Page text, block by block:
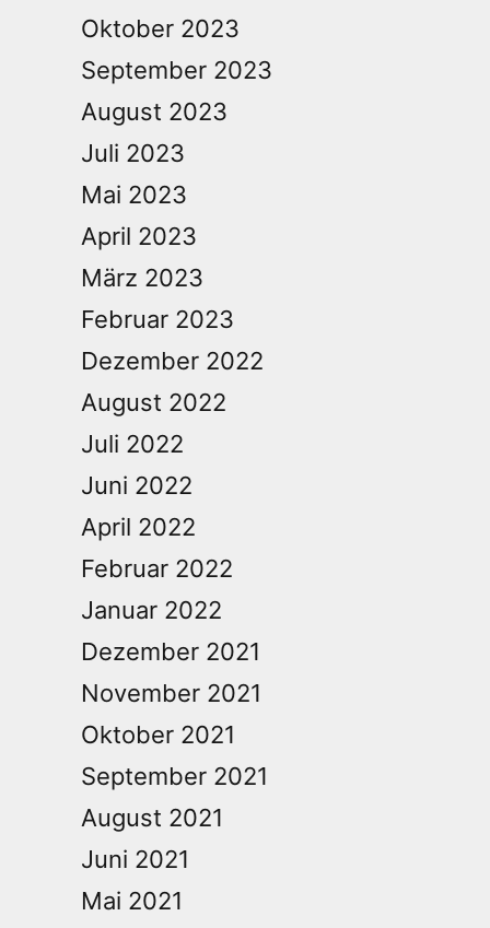
Oktober 2023
September 2023
August 2023
Juli 2023
Mai 2023
April 2023
März 2023
Februar 2023
Dezember 2022
August 2022
Juli 2022
Juni 2022
April 2022
Februar 2022
Januar 2022
Dezember 2021
November 2021
Oktober 2021
September 2021
August 2021
Juni 2021
Mai 2021